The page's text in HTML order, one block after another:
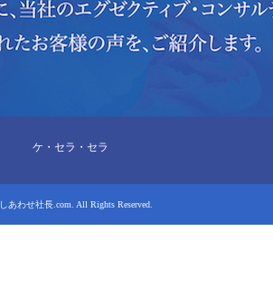
ケ・セラ・セラ
しあわせ社長.com . All Rights Reserved.